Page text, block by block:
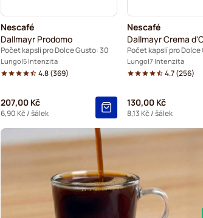
Nescafé
Dallmayr Prodomo
Počet kapslí pro Dolce Gusto: 30
Lungo 5 Intenzita
4.8(369)
207,00 Kč
6,90 Kč / šálek
Nescafé
Dallmayr Crema
Počet kapslí pro Dolce
Lungo 7 Intenzita
4.7(256)
130,00 Kč
8,13 Kč / šálek